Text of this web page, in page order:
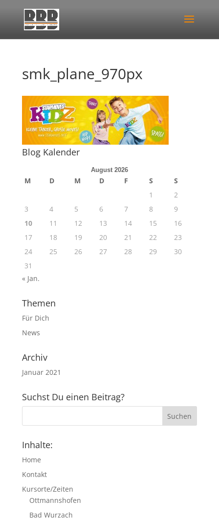
smk_plane_970px
Blog Kalender
August 2026
M D M D F S
S
1
2
3
4 5 6 7 8
9
10
11 12 13 14 15
16
17
18 19 20 21 22
23
24
25 26 27 28 29
30
31
« Jan.
Themen
Für Dich
News
Archiv
Januar 2021
Suchst Du einen Beitrag?
Inhalte:
Home
Kontakt
Kursorte/Zeiten
Ottmannshofen
Bad Wurzach